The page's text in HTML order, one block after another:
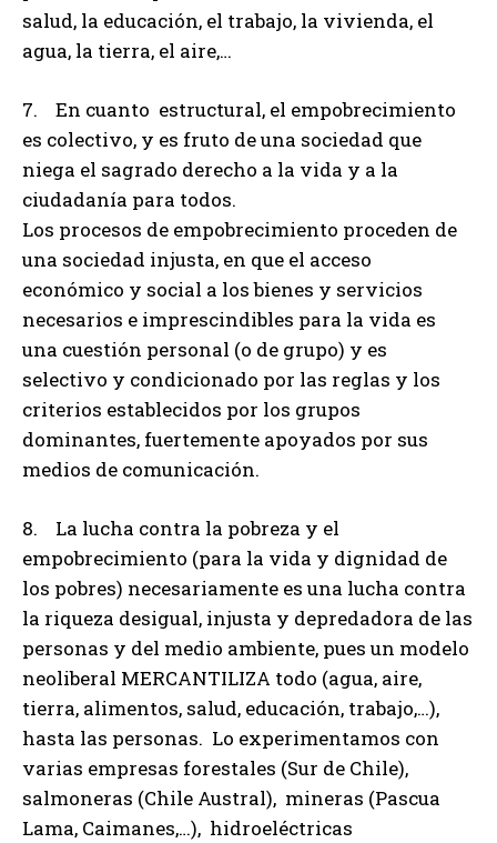
salud, la educación, el trabajo, la vivienda, el
agua, la tierra, el aire,…
7. En cuanto estructural, el empobrecimiento
es colectivo, y es fruto de una sociedad que
niega el sagrado derecho a la vida y a la
ciudadanía para todos.
Los procesos de empobrecimiento proceden de
una sociedad injusta, en que el acceso
económico y social a los bienes y servicios
necesarios e imprescindibles para la vida es
una cuestión personal (o de grupo) y es
selectivo y condicionado por las reglas y los
criterios establecidos por los grupos
dominantes, fuertemente apoyados por sus
medios de comunicación.
8. La lucha contra la pobreza y el
empobrecimiento (para la vida y dignidad de
los pobres) necesariamente es una lucha contra
la riqueza desigual, injusta y depredadora de las
personas y del medio ambiente, pues un modelo
neoliberal MERCANTILIZA todo (agua, aire,
tierra, alimentos, salud, educación, trabajo,…),
hasta las personas. Lo experimentamos con
varias empresas forestales (Sur de Chile),
salmoneras (Chile Austral), mineras (Pascua
Lama, Caimanes,…), hidroeléctricas